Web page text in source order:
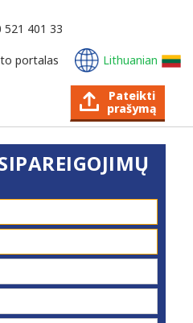
521 401 33
portalas Lithuanian
Pateikti
prašymą